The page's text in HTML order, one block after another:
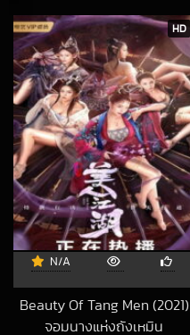
HD
N/A
Beauty Of Tang Men (2021)
จอมนางแห่งถังเหมิน